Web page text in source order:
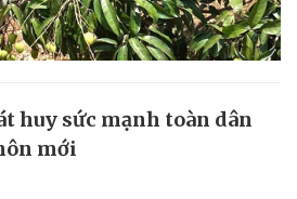
huy sức mạnh toàn dân
mới